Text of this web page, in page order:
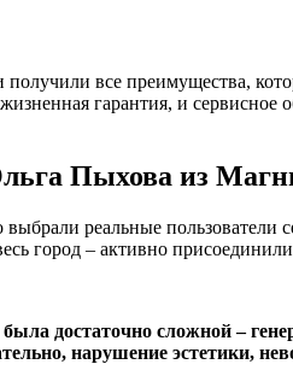
все преимущества,
гарантия, и сервисное
Пыхова из
выбрали реальные
город – активно
достаточно сложной –
нарушение эстетики,